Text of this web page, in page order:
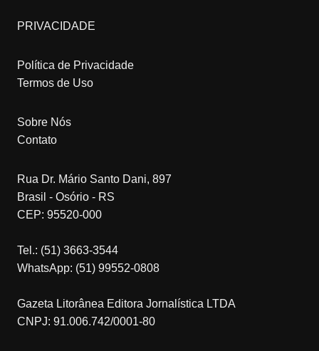
PRIVACIDADE
Política de Privacidade
Termos de Uso
Sobre Nós
Contato
Rua Dr. Mário Santo Dani, 897
Brasil - Osório - RS
CEP: 95520-000
Tel.: (51) 3663-3544
WhatsApp: (51) 99552-0808
Gazeta Litorânea Editora Jornalística LTDA
CNPJ: 91.006.742/0001-80